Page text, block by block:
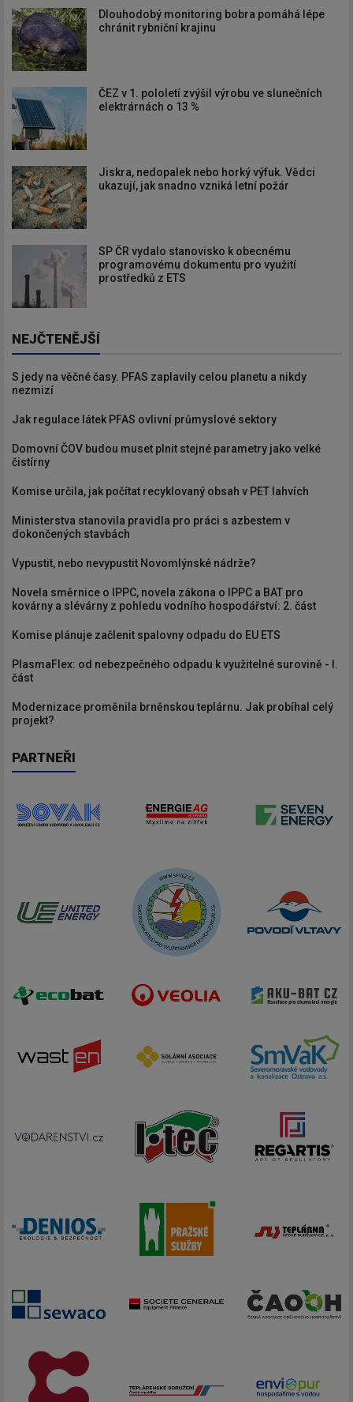
Dlouhodobý monitoring bobra pomáhá lépe
chránit rybniční krajinu
ČEZ v 1. pololetí zvýšil výrobu ve slunečních
elektrárnách o 13 %
Jiskra, nedopalek nebo horký výfuk. Vědci
ukazují, jak snadno vzniká letní požár
SP ČR vydalo stanovisko k obecnému
programovému dokumentu pro využití
prostředků z ETS
NEJČTENĚJŠÍ
S jedy na věčné časy. PFAS zaplavily celou planetu a nikdy
nezmizí
Jak regulace látek PFAS ovlivní průmyslové sektory
Domovní ČOV budou muset plnit stejné parametry jako velké
čistírny
Komise určila, jak počítat recyklovaný obsah v PET lahvích
Ministerstva stanovila pravidla pro práci s azbestem v
dokončených stavbách
Vypustit, nebo nevypustit Novomlýnské nádrže?
Novela směrnice o IPPC, novela zákona o IPPC a BAT pro
kovárny a slévárny z pohledu vodního hospodářství: 2. část
Komise plánuje začlenit spalovny odpadu do EU ETS
PlasmaFlex: od nebezpečného odpadu k využitelné surovině - I.
část
Modernizace proměnila brněnskou teplárnu. Jak probíhal celý
projekt?
PARTNEŘI